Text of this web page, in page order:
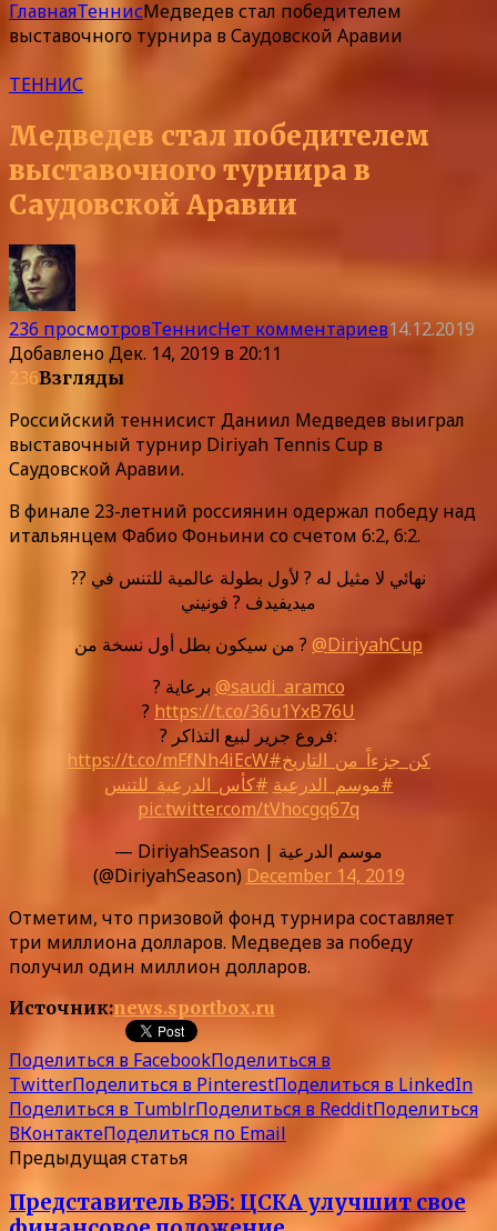
ГлавнаяТеннисМедведев стал победителем
выставочного турнира в Саудовской Аравии
ТЕННИС
Медведев стал победителем
выставочного турнира в
Саудовской Аравии
236 просмотровТеннисНет комментариев14.12.2019
ДобавленоДек. 14, 2019 в 20:11
236Взгляды
Российский теннисист Даниил Медведев выиграл
выставочный турнир Diriyah Tennis Cup в
Саудовской Аравии.
В финале 23-летний россиянин одержал победу над
итальянцем Фабио Фоньини со счетом 6:2, 6:2.
نهائي لا مثيل له ? لأول بطولة عالمية للتنس في ??
ميديفيدف ? فونيني
من سيكون بطل أول نسخة من ? @DiriyahCup
@saudi_aramco
? https://t.co/36u1YxB76U
? فروع جرير لبيع التذاكر:
https://t.co/mFfNh4iEcW #كن_جزءاً_من_التاريخ
#موسم_الدرعية #كأس_الدرعية_للتنس
pic.twitter.com/tVhocgq67q
— DiriyahSeason | موسم الدرعية
(@DiriyahSeason) December 14, 2019
Отметим, что призовой фонд турнира составляет
три миллиона долларов. Медведев за победу
получил один миллион долларов.
Источник:news.sportbox.ru
Поделиться в FacebookПоделиться в
TwitterПоделиться в PinterestПоделиться в LinkedIn
Поделиться в TumblrПоделиться в RedditПоделиться
ВКонтактеПоделиться по Email
Предыдущая статья
Представитель ВЭБ: ЦСКА улучшит свое